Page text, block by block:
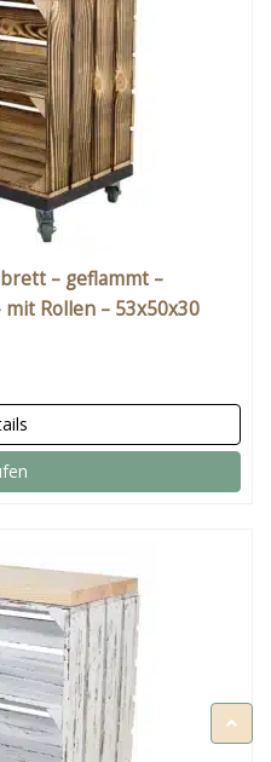
– geflammt –
Rollen – 53x50x30